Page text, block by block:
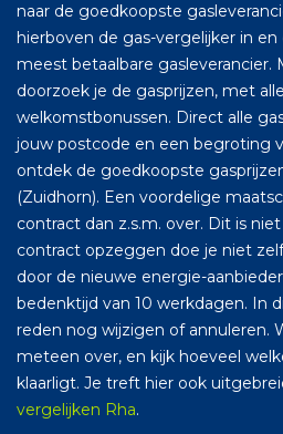
naar de goedkoopste
hierboven de gas-vergelijker in
meest betaalbare gasleverancier.
doorzoek je de gasprijzen, met
welkomstbonussen. Direct alle
jouw postcode en een begroting
ontdek de goedkoopste
(Zuidhorn). Een voordelige
contract dan z.s.m. over. Dit is
contract opzeggen doe je niet
door de nieuwe energie-
bedenktijd van 10 werkdagen. In
reden nog wijzigen of annuleren.
meteen over, en kijk hoeveel
klaarligt. Je treft hier ook
vergelijken Rha.